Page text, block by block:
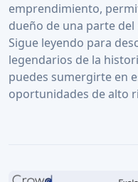
emprendimiento,
dueño de una parte
Sigue leyendo para
legendarios de la
puedes sumergirte en
oportunidades de alto